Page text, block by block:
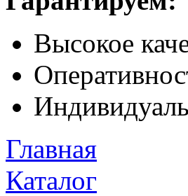
Высокое
Главная
Каталог